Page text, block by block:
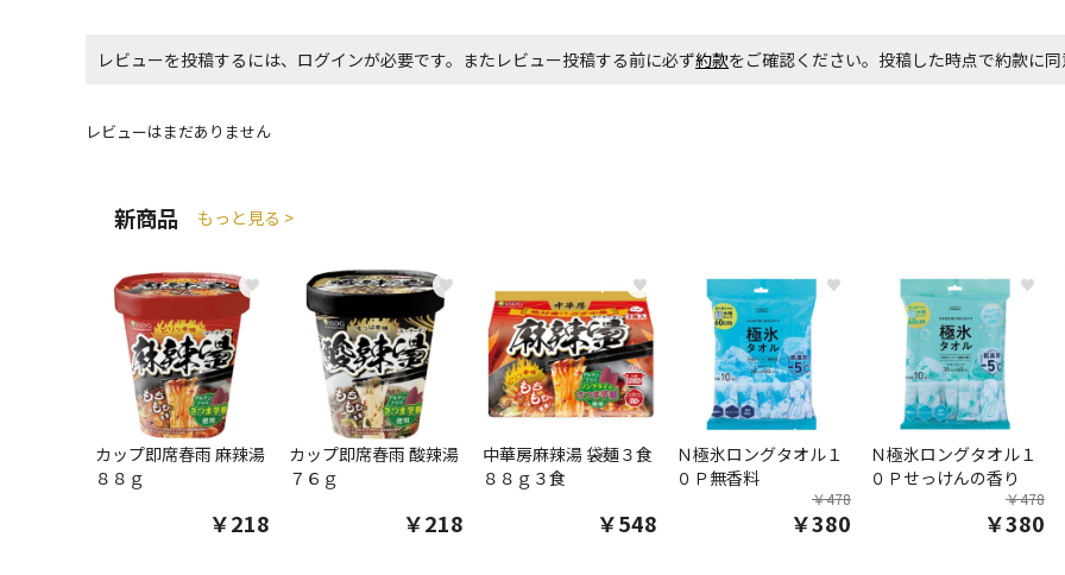
レビューを投稿するには、ログインが必要です。またレビュー投稿する前に必ず約款をご確認ください。投稿した時点で約款
レビューはまだありません
新商品 もっと見る >
♥
カップ即席春雨 麻辣湯
８８ｇ
￥218
♥
カップ即席春雨 酸辣湯
７６ｇ
￥218
♥
中華房麻辣湯 袋麺３食
８８ｇ３食
￥548
♥
Ｎ極氷ロングタオル１
０Ｐ無香料
￥478
￥380
♥
Ｎ極氷ロングタオル１
０Ｐせっけんの香り
￥478
￥380